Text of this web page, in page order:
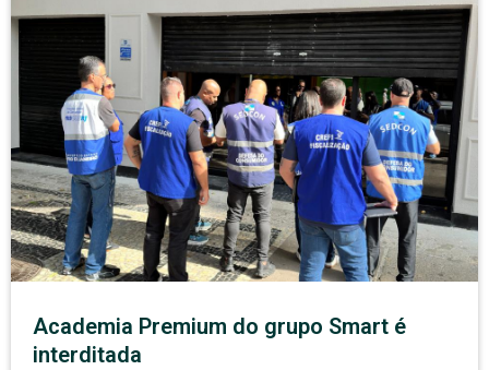
Academia Premium do grupo Smart é
interditada